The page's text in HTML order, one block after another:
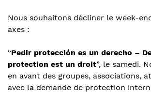
Nous souhaitons décliner le week-
axes :
“Pedir protección es un derecho –
protection est un droit”, le samedi.
en avant des groupes, associations,
avec la demande de protection